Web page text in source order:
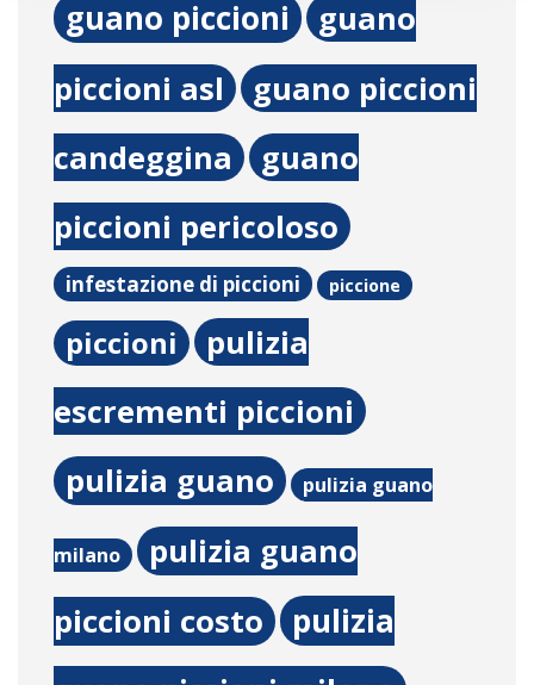
guano piccioni
guano
piccioni asl
guano piccioni
candeggina
guano
piccioni pericoloso
infestazione di piccioni piccione
piccioni
pulizia
escrementi piccioni
pulizia guano pulizia guano
milano
pulizia guano
piccioni costo
pulizia